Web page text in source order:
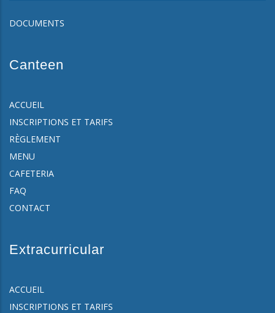
DOCUMENTS
Canteen
ACCUEIL
INSCRIPTIONS ET TARIFS
RÈGLEMENT
MENU
CAFETERIA
FAQ
CONTACT
Extracurricular
ACCUEIL
INSCRIPTIONS ET TARIFS